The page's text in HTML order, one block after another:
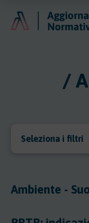
/
Seleziona i filtri
Ambiente -